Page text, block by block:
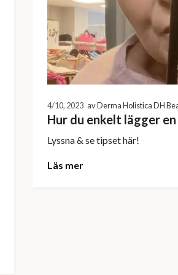
4/10, 2023 av Derma Holistica DH
Hur du enkelt lägger
Lyssna & se tipset här!
Läs mer